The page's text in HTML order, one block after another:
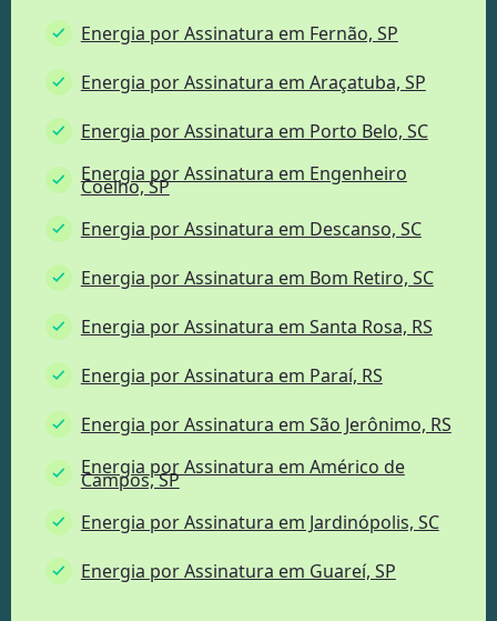
Energia por Assinatura em Fernão, SP
Energia por Assinatura em Araçatuba, SP
Energia por Assinatura em Porto Belo, SC
Energia por Assinatura em Engenheiro
Coelho, SP
Energia por Assinatura em Descanso, SC
Energia por Assinatura em Bom Retiro, SC
Energia por Assinatura em Santa Rosa, RS
Energia por Assinatura em Paraí, RS
Energia por Assinatura em São Jerônimo, RS
Energia por Assinatura em Américo de
Campos, SP
Energia por Assinatura em Jardinópolis, SC
Energia por Assinatura em Guareí, SP